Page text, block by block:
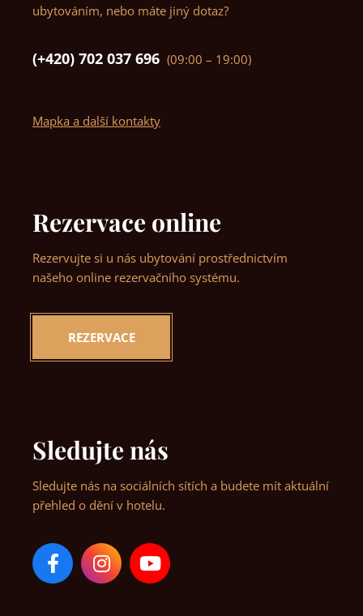
ubytováním, nebo máte jiný dotaz?
(+420) 702 037 696 (09:00 – 19:00)
Mapka a další kontakty
Rezervace online
Rezervujte si u nás ubytování prostřednictvím
našeho online rezervačního systému.
REZERVACE
Sledujte nás
Sledujte nás na sociálních sítích a budete mít aktuální
přehled o dění v hotelu.